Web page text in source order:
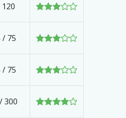
/ 75
/ 75
300